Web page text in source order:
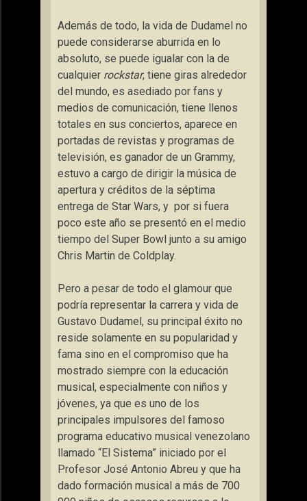
Además de todo, la vida de Dudamel no
puede considerarse aburrida en lo
absoluto, se puede igualar con la de
cualquier rockstar, tiene giras alrededor
del mundo, es asediado por fans y
medios de comunicación, tiene llenos
totales en sus conciertos, aparece en
portadas de revistas y programas de
televisión, es ganador de un Grammy,
estuvo a cargo de dirigir la música de
apertura y créditos de la séptima
entrega de Star Wars, y por si fuera
poco este año se presentó en el medio
tiempo del Super Bowl junto a su amigo
Chris Martin de Coldplay.
Pero a pesar de todo el glamour que
podría representar la carrera y vida de
Gustavo Dudamel, su principal éxito no
reside solamente en su popularidad y
fama sino en el compromiso que ha
mostrado siempre con la educación
musical, especialmente con niños y
jóvenes, ya que es uno de los
principales impulsores del famoso
programa educativo musical venezolano
llamado “El Sistema” iniciado por el
Profesor José Antonio Abreu y que ha
dado formación musical a más de 700